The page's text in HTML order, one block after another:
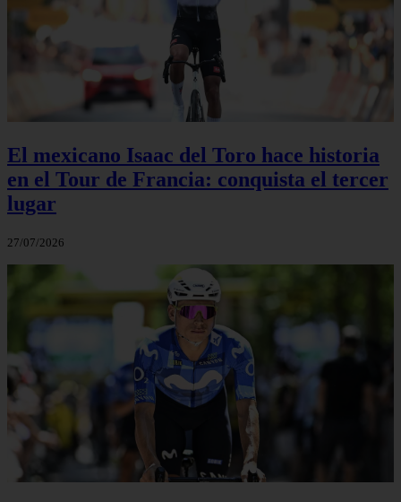
El mexicano Isaac del Toro hace historia
en el Tour de Francia: conquista el tercer
lugar
27/07/2026